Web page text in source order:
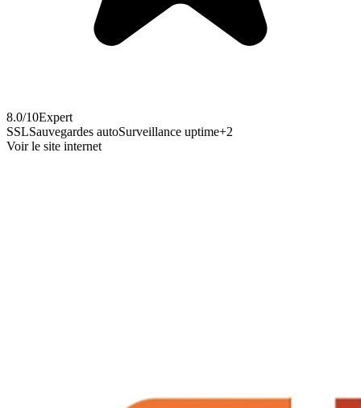
8.0/10Expert
SSLSauvegardes autoSurveillance uptime+2
Voir le site internet